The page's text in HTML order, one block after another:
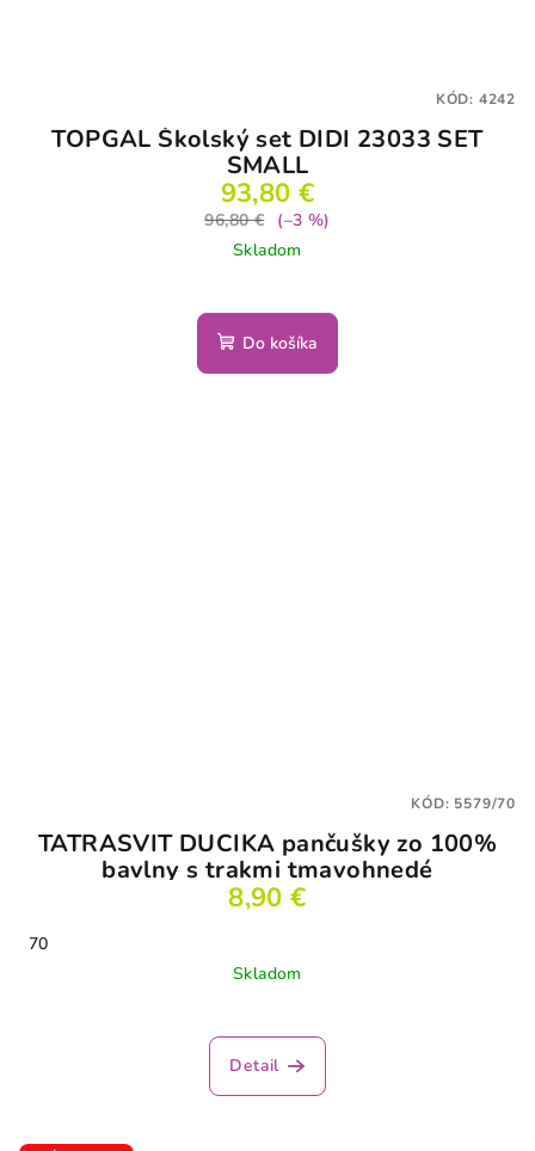
TOPGAL Školský set DIDI 23033 SET
SMALL
93,80 €
96,80 €
(–3 %)
Skladom
Do košíka
KÓD: 4242
TATRASVIT DUCIKA pančušky zo 100%
bavlny s trakmi tmavohnedé
8,90 €
70
Skladom
Detail
KÓD: 5579/70